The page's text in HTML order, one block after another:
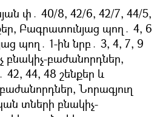
փ․ 40/8, 42/6, 42/7, 44/5,
Բագրատունյաց պող․ 4, 6
պող․ 1-ին նրբ․ 3, 4, 7, 9
բնակիչ-բաժանորդներ,
44, 48 շենքեր և
Նորագյուղ
տների բնակիչ-